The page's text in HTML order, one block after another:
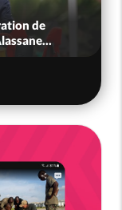
de